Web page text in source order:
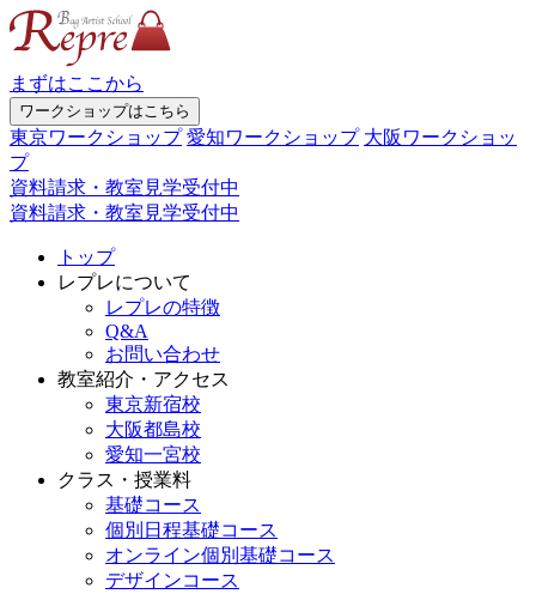
まずはここから
ワークショップはこちら
東京ワークショップ 愛知ワークショップ 大阪ワークショッ
プ
資料請求・教室見学受付中
資料請求・教室見学受付中
トップ
レプレについて
レプレの特徴
Q&A
お問い合わせ
教室紹介・アクセス
東京新宿校
大阪都島校
愛知一宮校
クラス・授業料
基礎コース
個別日程基礎コース
オンライン個別基礎コース
デザインコース